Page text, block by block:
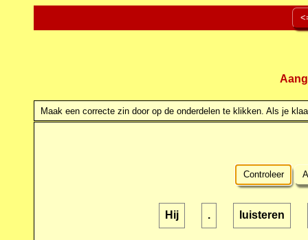
Maak een correcte zin door op de onderdelen te klikken. Als je
Controleer
Hij . luisteren